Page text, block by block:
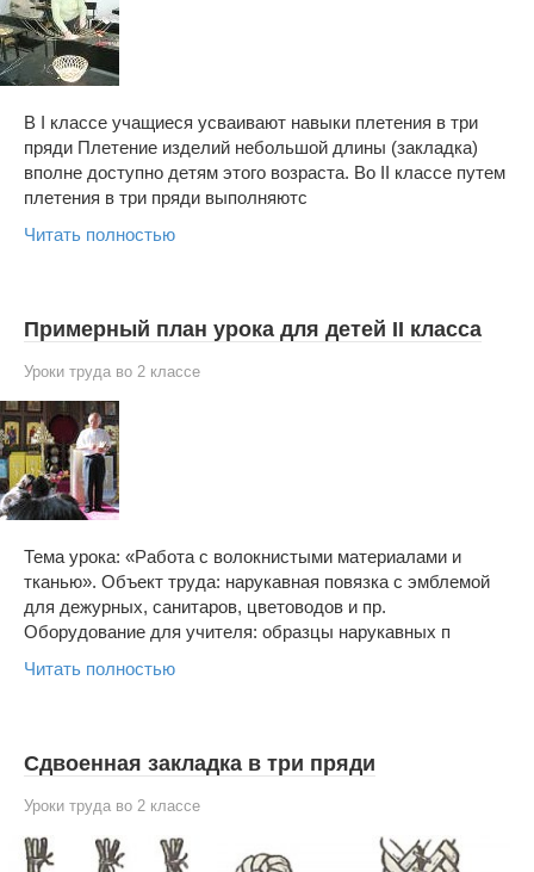
В I классе учащиеся усваивают навыки плетения в три
пряди Плетение изделий небольшой длины (закладка)
вполне доступно детям этого возраста. Во II классе путем
плетения в три пряди выполняютс
Читать полностью
Примерный план урока для детей II класса
Уроки труда во 2 классе
Тема урока: «Работа с волокнистыми материалами и
тканью». Объект труда: нарукавная повязка с эмблемой
для дежурных, санитаров, цветоводов и пр.
Оборудование для учителя: образцы нарукавных п
Читать полностью
Сдвоенная закладка в три пряди
Уроки труда во 2 классе